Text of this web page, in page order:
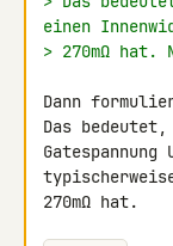
einen
> 270mΩ hat.
Dann
Das
270mΩ hat.